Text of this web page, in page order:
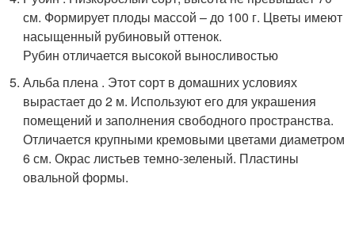
см. Формирует плоды массой – до 100 г. Цветы имеют
насыщенный рубиновый оттенок.
Рубин отличается высокой выносливостью
Альба плена . Этот сорт в домашних условиях
вырастает до 2 м. Используют его для украшения
помещений и заполнения свободного пространства.
Отличается крупными кремовыми цветами диаметром
6 см. Окрас листьев темно-зеленый. Пластины
овальной формы.